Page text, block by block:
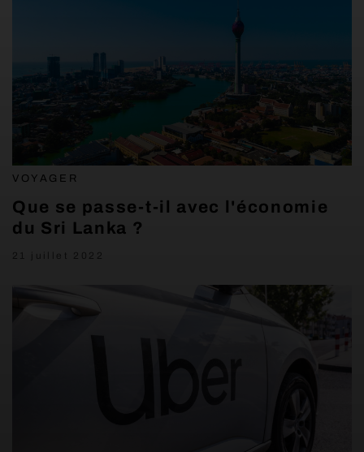
VOYAGER
Que se passe-t-il avec l'économie
du Sri Lanka ?
21 juillet 2022